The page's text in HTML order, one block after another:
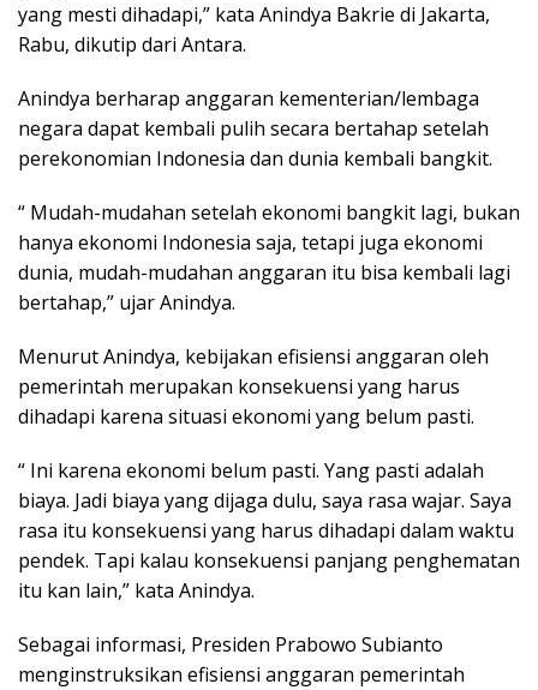
yang mesti dihadapi,” kata Anindya Bakrie di Jakarta,
Rabu, dikutip dari Antara.
Anindya berharap anggaran kementerian/lembaga
negara dapat kembali pulih secara bertahap setelah
perekonomian Indonesia dan dunia kembali bangkit.
“ Mudah-mudahan setelah ekonomi bangkit lagi, bukan
hanya ekonomi Indonesia saja, tetapi juga ekonomi
dunia, mudah-mudahan anggaran itu bisa kembali lagi
bertahap,” ujar Anindya.
Menurut Anindya, kebijakan efisiensi anggaran oleh
pemerintah merupakan konsekuensi yang harus
dihadapi karena situasi ekonomi yang belum pasti.
“ Ini karena ekonomi belum pasti. Yang pasti adalah
biaya. Jadi biaya yang dijaga dulu, saya rasa wajar. Saya
rasa itu konsekuensi yang harus dihadapi dalam waktu
pendek. Tapi kalau konsekuensi panjang penghematan
itu kan lain,” kata Anindya.
Sebagai informasi, Presiden Prabowo Subianto
menginstruksikan efisiensi anggaran pemerintah